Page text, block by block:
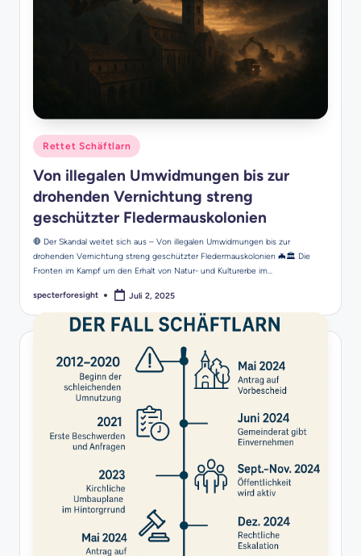
Posted
in
Rettet Schäftlarn
Von illegalen Umwidmungen bis zur
drohenden Vernichtung streng
geschützter Fledermauskolonien
🛑 Der Skandal weitet sich aus – Von illegalen Umwidmungen bis zur
drohenden Vernichtung streng geschützter Fledermauskolonien 🦇🏛️ Die
Fronten im Kampf um den Erhalt von Natur- und Kulturerbe im…
Posted
specterforesight Juli 2, 2025